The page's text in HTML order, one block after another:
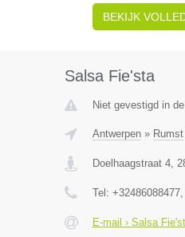
BEKIJK
Salsa Fie'sta
Niet gevestigd in
Antwerpen» Rumst|
Doelhaagstraat 4,
Tel: +32486088477,
E-mail › Salsa